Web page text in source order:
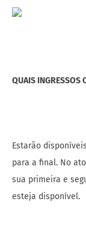
QUAIS INGRESSOS
Estarão
para a final. No
sua primeira e
esteja disponível.